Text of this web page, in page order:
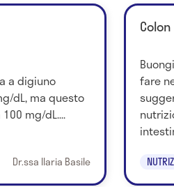
a digiuno
dL, ma questo
mg/dL....
Dr.ssa Ilaria Basile
fare